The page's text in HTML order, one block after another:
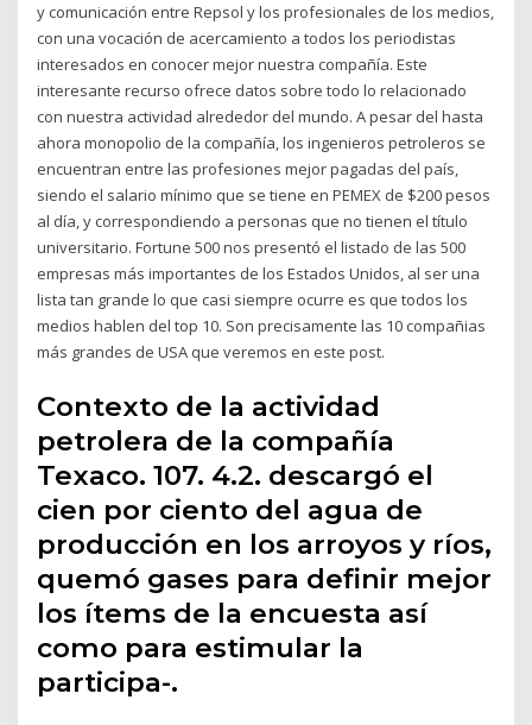
y comunicación entre Repsol y los profesionales de los medios,
con una vocación de acercamiento a todos los periodistas
interesados en conocer mejor nuestra compañía. Este
interesante recurso ofrece datos sobre todo lo relacionado
con nuestra actividad alrededor del mundo. A pesar del hasta
ahora monopolio de la compañía, los ingenieros petroleros se
encuentran entre las profesiones mejor pagadas del país,
siendo el salario mínimo que se tiene en PEMEX de $200 pesos
al día, y correspondiendo a personas que no tienen el título
universitario. Fortune 500 nos presentó el listado de las 500
empresas más importantes de los Estados Unidos, al ser una
lista tan grande lo que casi siempre ocurre es que todos los
medios hablen del top 10. Son precisamente las 10 compañias
más grandes de USA que veremos en este post.
Contexto de la actividad
petrolera de la compañía
Texaco. 107. 4.2. descargó el
cien por ciento del agua de
producción en los arroyos y ríos,
quemó gases para definir mejor
los ítems de la encuesta así
como para estimular la
participa-.